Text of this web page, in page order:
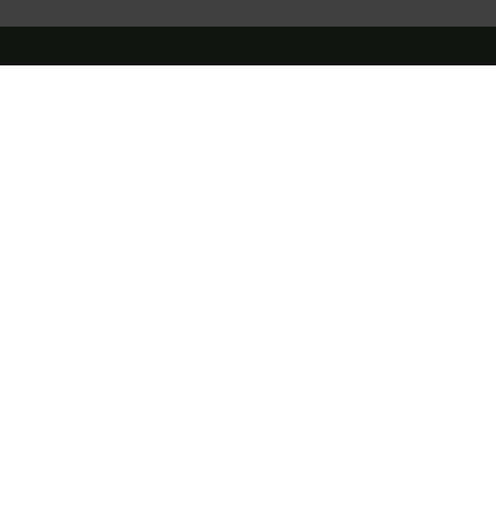
Altijd op de hoogte? Meld u aan voor onze nieuwsbrief